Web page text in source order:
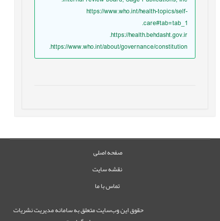
https://www.who.int/health-topics/self-
care#tab=tab_1.
https://health.behdasht.gov.ir.
https://www.who.int/about/governance/constitution.
صفحه اصلی
نقشه سایت
تماس با ما
حقوق این وب‌سایت متعلق به سامانه مدیریت نشریات